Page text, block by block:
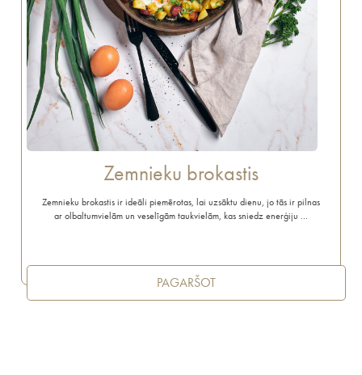
Zemnieku brokastis
Zemnieku brokastis ir ideāli piemērotas, lai uzsāktu dienu, jo tās ir pilnas
ar olbaltumvielām un veselīgām taukvielām, kas sniedz enerģiju …
PAGARŠOT